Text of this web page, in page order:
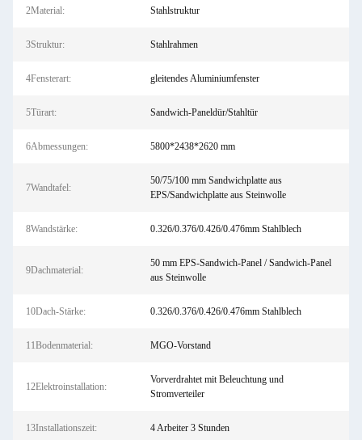
2Material: Stahlstruktur
3Struktur: Stahlrahmen
4Fensterart: gleitendes Aluminiumfenster
5Türart: Sandwich-Paneldür/Stahltür
6Abmessungen: 5800*2438*2620 mm
7Wandtafel:
50/75/100 mm Sandwichplatte aus
EPS/Sandwichplatte aus Steinwolle
8Wandstärke: 0.326/0.376/0.426/0.476mm Stahlblech
9Dachmaterial:
50 mm EPS-Sandwich-Panel / Sandwich-Panel
aus Steinwolle
10Dach-Stärke: 0.326/0.376/0.426/0.476mm Stahlblech
11Bodenmaterial: MGO-Vorstand
12Elektroinstallation:
Vorverdrahtet mit Beleuchtung und
Stromverteiler
13Installationszeit: 4 Arbeiter 3 Stunden